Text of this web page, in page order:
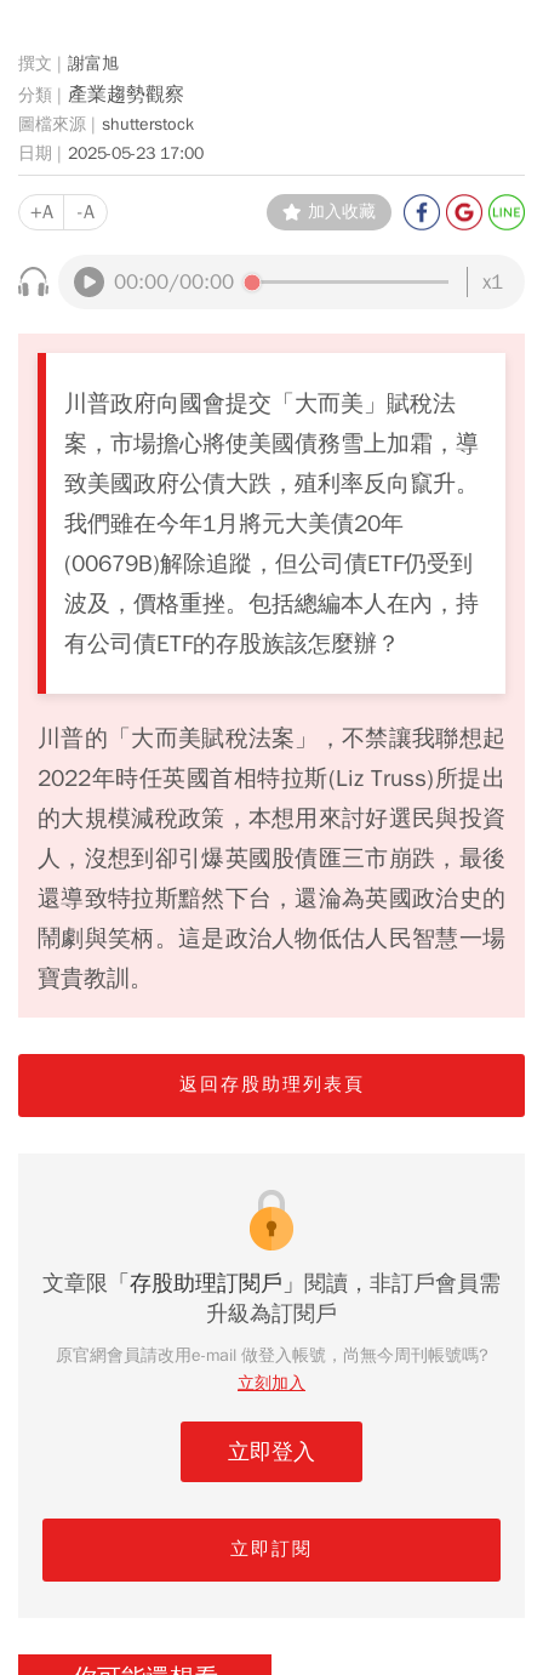
謝富旭
產業趨勢觀察
shutterstock
2025-05-23 17:00
+A -A 加入收藏
00:00/00:00 x1
川普政府向國會提交「大而美」賦稅法
案，市場擔心將使美國債務雪上加霜，導
致美國政府公債大跌，殖利率反向竄升。
我們雖在今年1月將元大美債20年
(00679B)解除追蹤，但公司債ETF仍受到
波及，價格重挫。包括總編本人在內，持
有公司債ETF的存股族該怎麼辦？
川普的「大而美賦稅法案」，不禁讓我聯想起
2022年時任英國首相特拉斯(Liz Truss)所提出
的大規模減稅政策，本想用來討好選民與投資
人，沒想到卻引爆英國股債匯三市崩跌，最後
還導致特拉斯黯然下台，還淪為英國政治史的
鬧劇與笑柄。這是政治人物低估人民智慧一場
寶貴教訓。
返回存股助理列表頁
文章限 「存股助理訂閱戶」 閱讀，非訂戶會員需
升級為訂閱戶
原官網會員請改用e-mail 做登入帳號，尚無今周刊帳號嗎?
立刻加入
立即登入
立即訂閱